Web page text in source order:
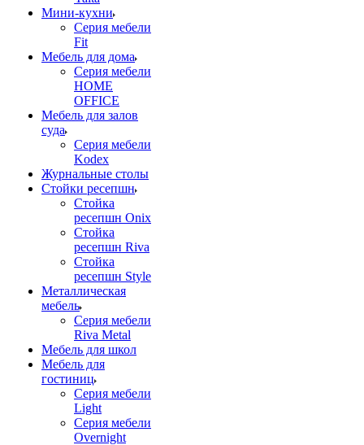
Мини-кухни
Серия мебели
Fit
Мебель для дома
Серия мебели
HOME
OFFICE
Мебель для залов
суда
Серия мебели
Kodex
Журнальные столы
Стойки ресепшн
Стойка
ресепшн Onix
Стойка
ресепшн Riva
Стойка
ресепшн Style
Металлическая
мебель
Серия мебели
Riva Metal
Мебель для школ
Мебель для
гостиниц
Серия мебели
Light
Серия мебели
Overnight